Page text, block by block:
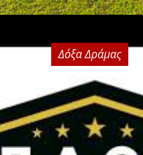
Δόξα Δράμας